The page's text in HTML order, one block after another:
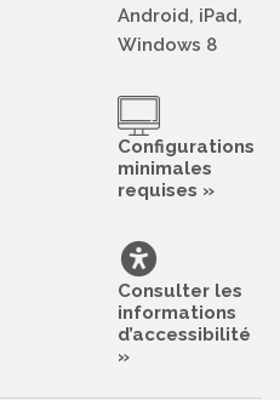
Android, iPad,
Windows 8
Configurations
minimales
requises »
Consulter les
informations
d’accessibilité
»